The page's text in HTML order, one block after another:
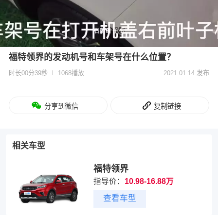
福特领界的发动机号和车架号在什么位置？
时长00分39秒 1068播放 2021.01.14 发布
分享到微信 复制链接
相关车型
福特领界
指导价： 10.98-16.88万
查看车型